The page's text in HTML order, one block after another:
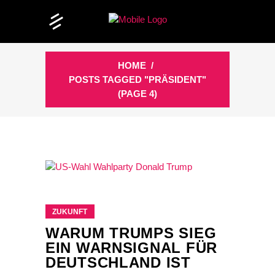
HOME /
POSTS TAGGED "PRÄSIDENT"
(PAGE 4)
ZUKUNFT
WARUM TRUMPS SIEG
EIN WARNSIGNAL FÜR
DEUTSCHLAND IST